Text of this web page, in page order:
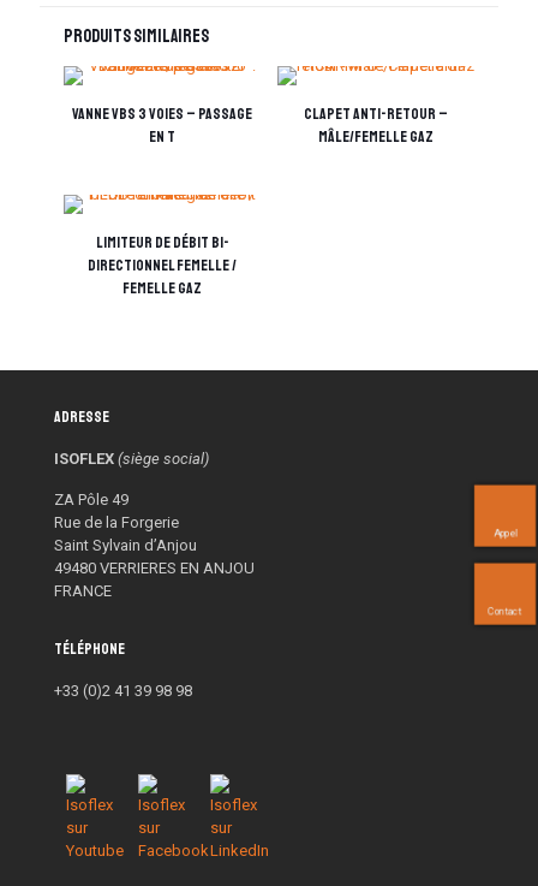
Produits similaires
Vanne VBS 3 voies – passage
en T
Clapet anti-retour –
Mâle/Femelle Gaz
Limiteur de débit bi-
directionnel femelle /
femelle gaz
Adresse
ISOFLEX (siège social)
ZA Pôle 49
Rue de la Forgerie
Saint Sylvain d’Anjou
49480 VERRIERES EN ANJOU
FRANCE
Téléphone
+33 (0)2 41 39 98 98
Appel
Contact